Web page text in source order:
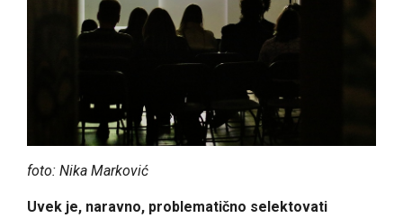
foto: Nika Marković
Uvek je, naravno, problematično selektovati